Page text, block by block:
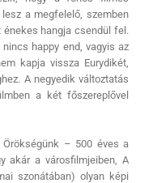
a megfelelő, szemben
hangja csendül fel.
happy end, vagyis az
kapja vissza Eurydikét,
A negyedik változtatás
a két főszereplővel
– 500 éves a
akár a városfilmjeiben, A
szonátában) olyan képi